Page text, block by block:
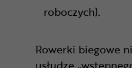
roboczych).
Rowerki biegowe
usłudze